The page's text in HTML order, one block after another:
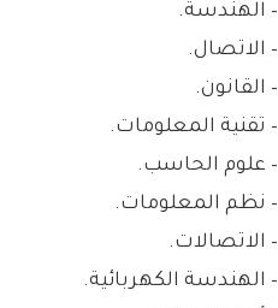
– الهندسة.
– الاتصال.
– القانون.
– تقنية المعلومات.
– علوم الحاسب.
– نظم المعلومات.
– الاتصالات.
– الهندسة الكهربائية.